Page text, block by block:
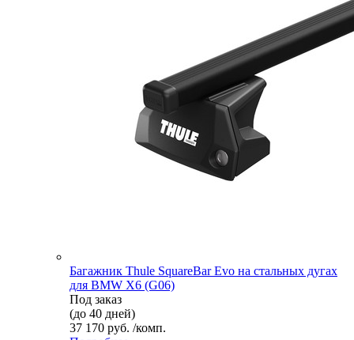
Багажник Thule SquareBar Evo на стальных дугах
для BMW X6 (G06)
Под заказ
(до 40 дней)
37 170 руб. /комп.